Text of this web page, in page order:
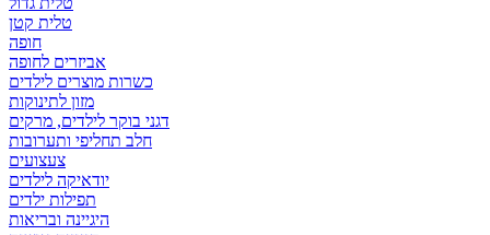
טלית קטן
אביזרים לחופה
כשרות מוצרים לילדים
מזון לתינוקות
דגני בוקר לילדים, מרקים
חלב תחליפי ותערובות
צעצועים
יודאיקה לילדים
תפילות ילדים
היגיינה ובריאות